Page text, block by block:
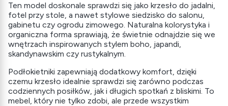
Ten model doskonale sprawdzi się jako krzesło do jadalni,
fotel przy stole, a nawet stylowe siedzisko do salonu,
gabinetu czy ogrodu zimowego. Naturalna kolorystyka i
organiczna forma sprawiają, że świetnie odnajdzie się we
wnętrzach inspirowanych stylem boho, japandi,
skandynawskim czy rustykalnym.
Podłokietniki zapewniają dodatkowy komfort, dzięki
czemu krzesło idealnie sprawdzi się zarówno podczas
codziennych posiłków, jak i długich spotkań z bliskimi. To
mebel, który nie tylko zdobi, ale przede wszystkim